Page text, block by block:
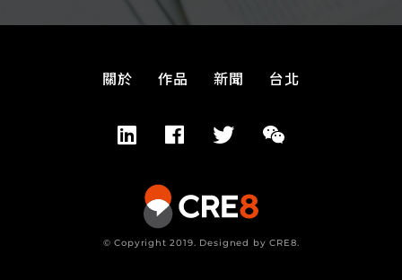
關於 作品 新聞 台北
© Copyright 2019. Designed by CRE8.